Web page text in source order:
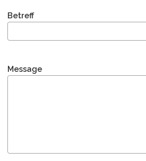
Betreff
Message